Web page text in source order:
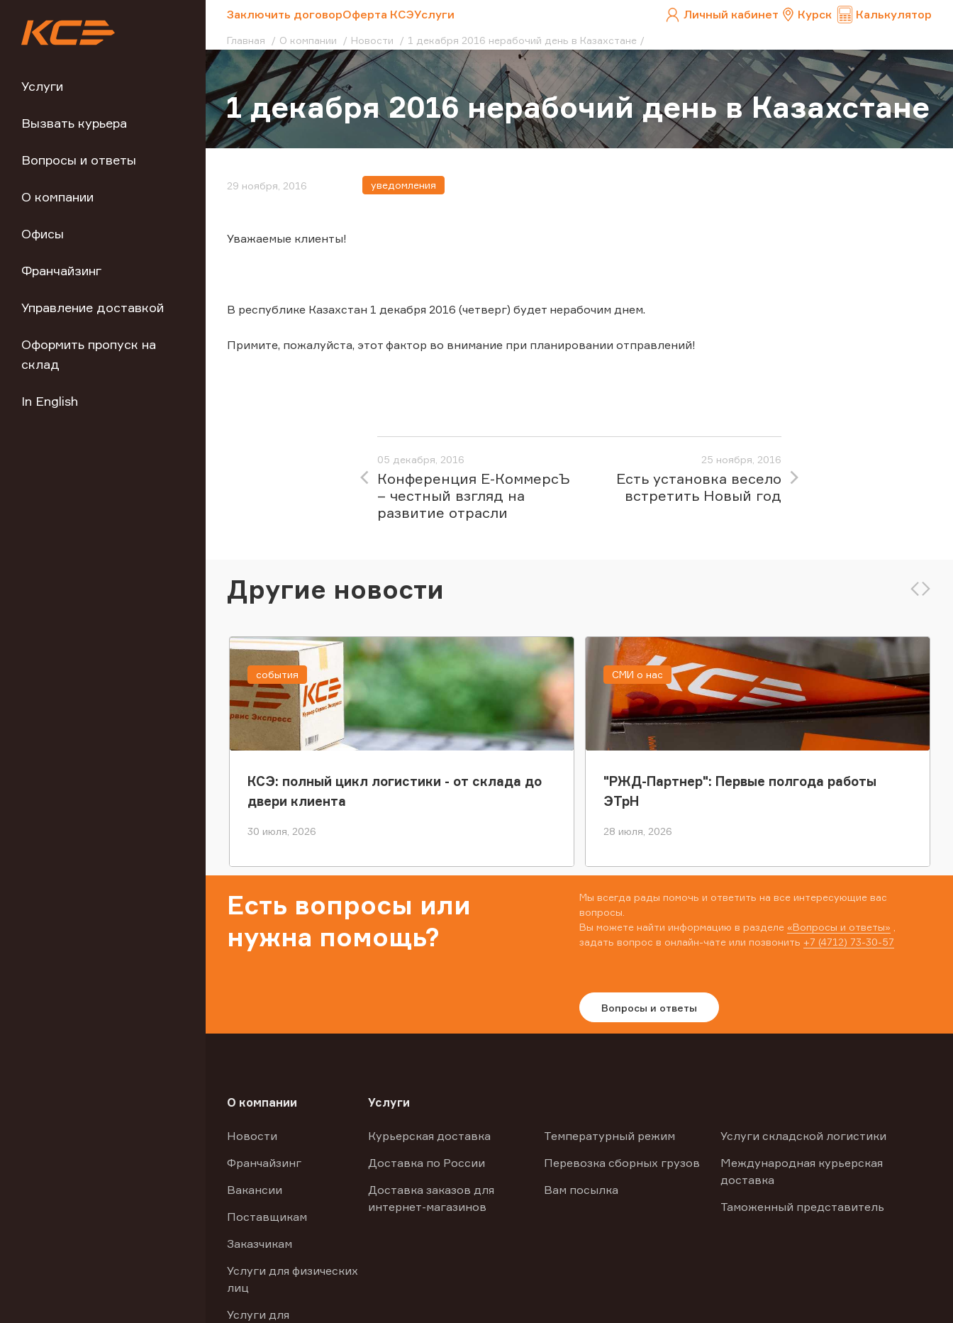
Услуги
Вызвать курьера
Вопросы и ответы
О компании
Офисы
Франчайзинг
Управление доставкой
Оформить пропуск на
склад
In English
Заключить договорОферта КСЭУслуги Личный кабинет Курск Калькулятор
Главная О компании Новости 1 декабря 2016 нерабочий день в Казахстане
1 декабря 2016 нерабочий день в Казахстане
29 ноября, 2016 уведомления
Уважаемые клиенты!
В республике Казахстан 1 декабря 2016 (четверг) будет нерабочим днем.
Примите, пожалуйста, этот фактор во внимание при планировании отправлений!
05 декабря, 2016
Конференция Е-КоммерсЪ
– честный взгляд на
развитие отрасли
25 ноября, 2016
Есть установка весело
встретить Новый год
Другие новости
КСЭ: полный цикл логистики - от склада до
двери клиента
30 июля, 2026
события
"РЖД-Партнер": Первые полгода работы
ЭТрН
28 июля, 2026
СМИ о нас
Есть вопросы или
нужна помощь?
Мы всегда рады помочь и ответить на все интересующие вас
вопросы.
Вы можете найти информацию в разделе «Вопросы и ответы»
задать вопрос в онлайн-чате или позвонить +7 (4712) 73-30-57
Вопросы и ответы
О компании
Новости
Франчайзинг
Вакансии
Поставщикам
Заказчикам
Услуги для физических
лиц
Услуги для
Услуги
Курьерская доставка
Доставка по России
Доставка заказов для
интернет-магазинов
Температурный режим
Перевозка сборных грузов
Вам посылка
Услуги складской логистики
Международная курьерская
доставка
Таможенный представитель